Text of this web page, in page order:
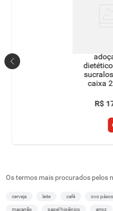
caixa
R$
Os termos mais procurados pelos
cerveja leite café ovo
macarrão papel higiênico arroz